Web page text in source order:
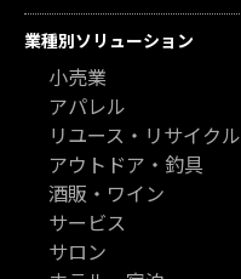
業種別ソリューション
小売業
アパレル
リユース・リサイクル
アウトドア・釣具
酒販・ワイン
サービス
サロン